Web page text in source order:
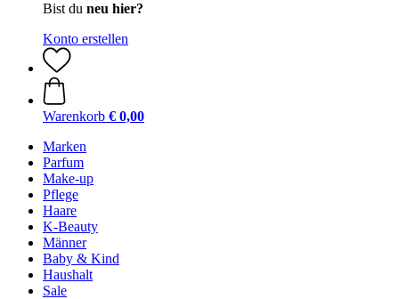
Bist du neu hier?
Konto erstellen
Warenkorb € 0,00
Marken
Parfum
Make-up
Pflege
Haare
K-Beauty
Männer
Baby & Kind
Haushalt
Sale